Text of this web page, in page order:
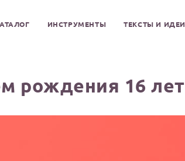
ИНСТРУМЕНТЫ ТЕКСТЫ И ИДЕИ
рождения 16 лет